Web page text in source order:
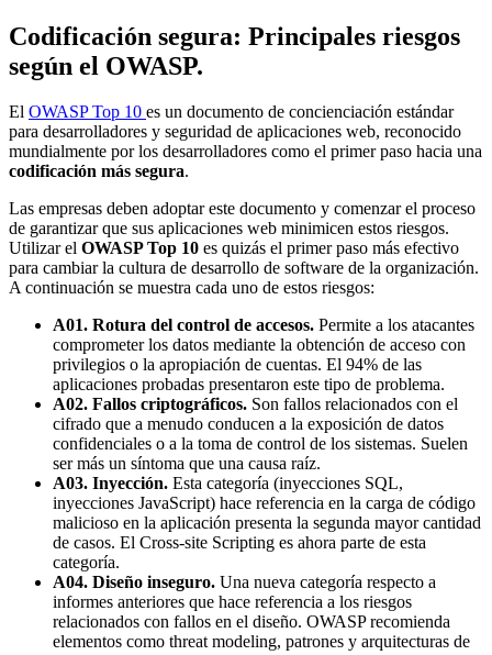
Codificación segura: Principales riesgos
según el OWASP.
El OWASP Top 10 es un documento de concienciación estándar
para desarrolladores y seguridad de aplicaciones web, reconocido
mundialmente por los desarrolladores como el primer paso hacia una
codificación más segura.
Las empresas deben adoptar este documento y comenzar el proceso
de garantizar que sus aplicaciones web minimicen estos riesgos.
Utilizar el OWASP Top 10 es quizás el primer paso más efectivo
para cambiar la cultura de desarrollo de software de la organización.
A continuación se muestra cada uno de estos riesgos:
A01. Rotura del control de accesos. Permite a los atacantes
comprometer los datos mediante la obtención de acceso con
privilegios o la apropiación de cuentas. El 94% de las
aplicaciones probadas presentaron este tipo de problema.
A02. Fallos criptográficos. Son fallos relacionados con el
cifrado que a menudo conducen a la exposición de datos
confidenciales o a la toma de control de los sistemas. Suelen
ser más un síntoma que una causa raíz.
A03. Inyección. Esta categoría (inyecciones SQL,
inyecciones JavaScript) hace referencia en la carga de código
malicioso en la aplicación presenta la segunda mayor cantidad
de casos. El Cross-site Scripting es ahora parte de esta
categoría.
A04. Diseño inseguro. Una nueva categoría respecto a
informes anteriores que hace referencia a los riesgos
relacionados con fallos en el diseño. OWASP recomienda
elementos como threat modeling, patrones y arquitecturas de